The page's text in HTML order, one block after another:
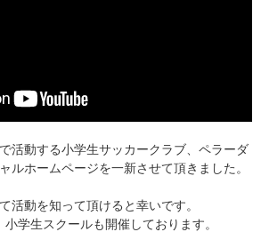
活動する小学生サッカークラブ、ペラーダ
ルホームページを一新させて頂きました。
活動を知って頂けると幸いです。
学生スクールも開催しております。